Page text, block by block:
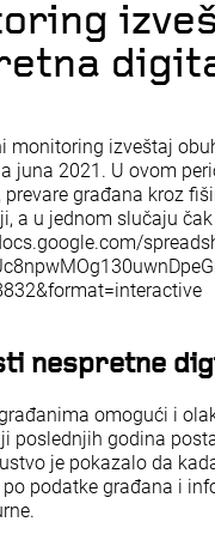
monitoring izveštaj
juna 2021. U ovom
građana kroz
a u jednom slučaju
nespretne
omogući i
poslednjih godina
je pokazalo da
podatke građana i